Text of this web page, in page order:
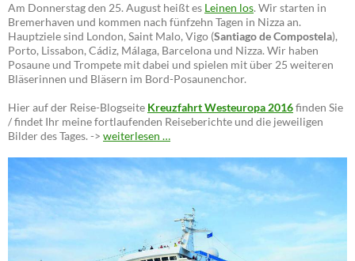
Am Donnerstag den 25. August heißt es Leinen los. Wir starten in
Bremerhaven und kommen nach fünfzehn Tagen in Nizza an.
Hauptziele sind London, Saint Malo, Vigo (Santiago de Compostela),
Porto, Lissabon, Cádiz, Málaga, Barcelona und Nizza. Wir haben
Posaune und Trompete mit dabei und spielen mit über 25 weiteren
Bläserinnen und Bläsern im Bord-Posaunenchor.
Hier auf der Reise-Blogseite Kreuzfahrt Westeuropa 2016finden Sie
/ findet Ihr meine fortlaufenden Reiseberichte und die jeweiligen
Bilder des Tages. -> weiterlesen …